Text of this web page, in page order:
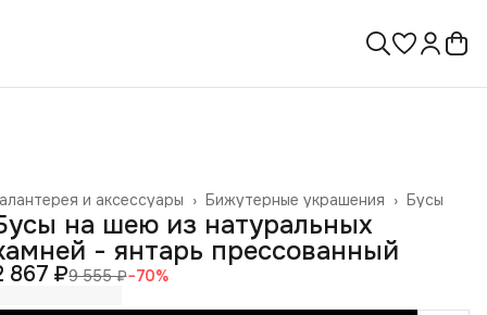
Бусы
Бижутерные украшения ›
и аксессуары ›
на шею из натуральных
- янтарь прессованный
867 ₽9 555 ₽−70%